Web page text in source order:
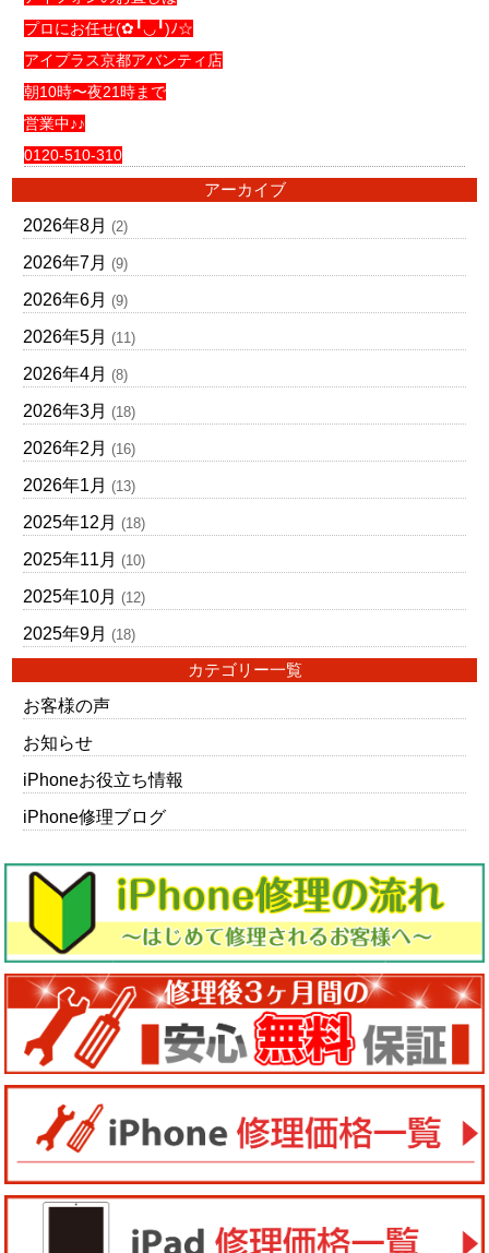
プロにお任せ(✿╹◡╹)ﾉ☆
アイプラス京都アバンティ店
朝10時〜夜21時まで
営業中♪♪
0120-510-310
アーカイブ
2026年8月 (2)
2026年7月 (9)
2026年6月 (9)
2026年5月 (11)
2026年4月 (8)
2026年3月 (18)
2026年2月 (16)
2026年1月 (13)
2025年12月 (18)
2025年11月 (10)
2025年10月 (12)
2025年9月 (18)
カテゴリー一覧
お客様の声
お知らせ
iPhoneお役立ち情報
iPhone修理ブログ